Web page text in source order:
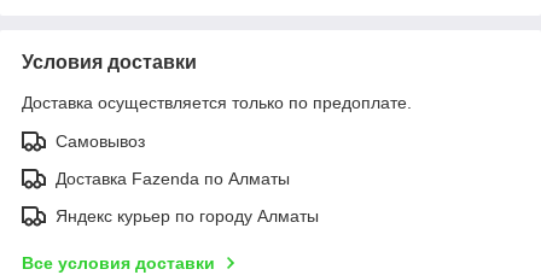
Условия доставки
Доставка осуществляется только по предоплате.
Самовывоз
Доставка Fazenda по Алматы
Яндекс курьер по городу Алматы
Все условия доставки